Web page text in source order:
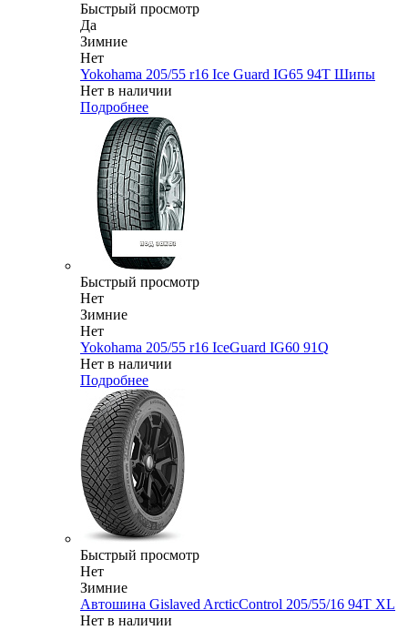
Быстрый просмотр
Да
Зимние
Нет
Yokohama 205/55 r16 Ice Guard IG65 94T Шипы
Нет в наличии
Подробнее
Быстрый просмотр
Нет
Зимние
Нет
Yokohama 205/55 r16 IceGuard IG60 91Q
Нет в наличии
Подробнее
Быстрый просмотр
Нет
Зимние
Автошина Gislaved ArcticControl 205/55/16 94T XL
Нет в наличии